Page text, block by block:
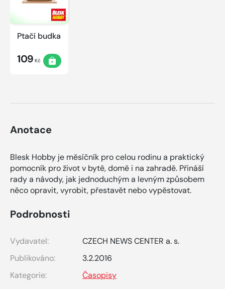
Ptačí budka
109 Kč
Anotace
Blesk Hobby je měsíčník pro celou rodinu a praktický
pomocník pro život v bytě, domě i na zahradě. Přináší
rady a návody, jak jednoduchým a levným způsobem
něco opravit, vyrobit, přestavět nebo vypěstovat.
Podrobnosti
Vydavatel:
CZECH NEWS CENTER a. s.
Publikováno:
3.2.2016
Kategorie:
Časopisy